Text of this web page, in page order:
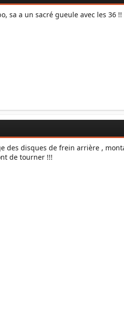
sa a un sacré gueule avec les 36 !!
des disques de frein arrière ,
de tourner !!!